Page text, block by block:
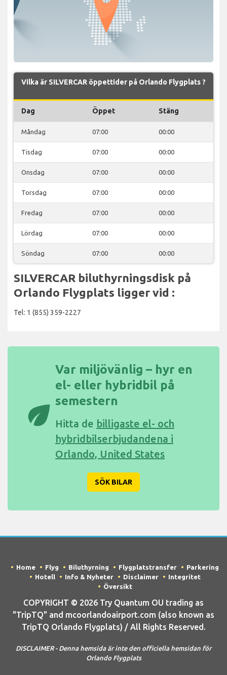
Vilka är SILVERCAR öppettider på Orlando Flygplats ?
Dag Öppet Stäng
Måndag 07:00 00:00
Tisdag 07:00 00:00
Onsdag 07:00 00:00
Torsdag 07:00 00:00
Fredag 07:00 00:00
Lördag 07:00 00:00
Söndag 07:00 00:00
SILVERCAR biluthyrningsdisk på
Orlando Flygplats ligger vid :
Tel: 1 (855) 359-2227
eco
Var miljövänlig – hyr en
el- eller hybridbil på
semestern
Hitta de billigaste el- och
hybridbilserbjudandena i
Orlando, United States
SÖK BILAR
Home Flyg Biluthyrning Flygplatstransfer
Parkering
Hotell
Info & Nyheter Disclaimer
Integritet
Översikt
COPYRIGHT © 2026 Try Quantum OU trading as
"TripTQ" and mcoorlandoairport.com (also known as
TripTQ Orlando Flygplats) / All Rights Reserved.
DISCLAIMER - Denna hemsida är inte den officiella hemsidan för
Orlando Flygplats